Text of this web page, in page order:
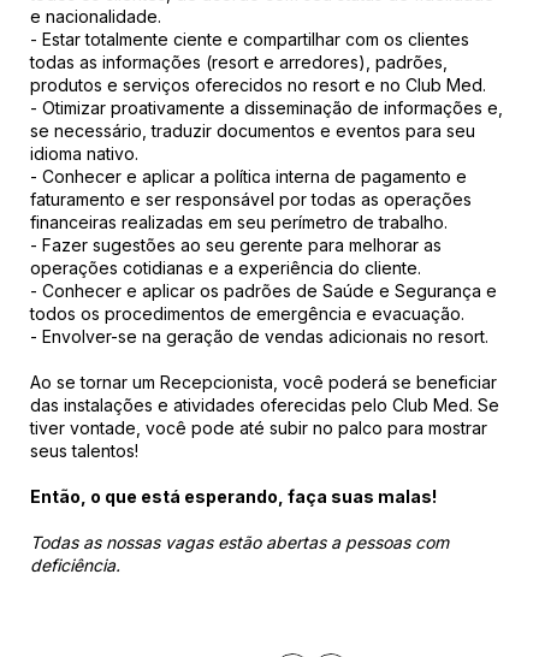
e nacionalidade.
- Estar totalmente ciente e compartilhar com os clientes
todas as informações (resort e arredores), padrões,
produtos e serviços oferecidos no resort e no Club Med.
- Otimizar proativamente a disseminação de informações e,
se necessário, traduzir documentos e eventos para seu
idioma nativo.
- Conhecer e aplicar a política interna de pagamento e
faturamento e ser responsável por todas as operações
financeiras realizadas em seu perímetro de trabalho.
- Fazer sugestões ao seu gerente para melhorar as
operações cotidianas e a experiência do cliente.
- Conhecer e aplicar os padrões de Saúde e Segurança e
todos os procedimentos de emergência e evacuação.
- Envolver-se na geração de vendas adicionais no resort.
Ao se tornar um Recepcionista, você poderá se beneficiar
das instalações e atividades oferecidas pelo Club Med. Se
tiver vontade, você pode até subir no palco para mostrar
seus talentos!
Então, o que está esperando, faça suas malas!
Todas as nossas vagas estão abertas a pessoas com
deficiência.